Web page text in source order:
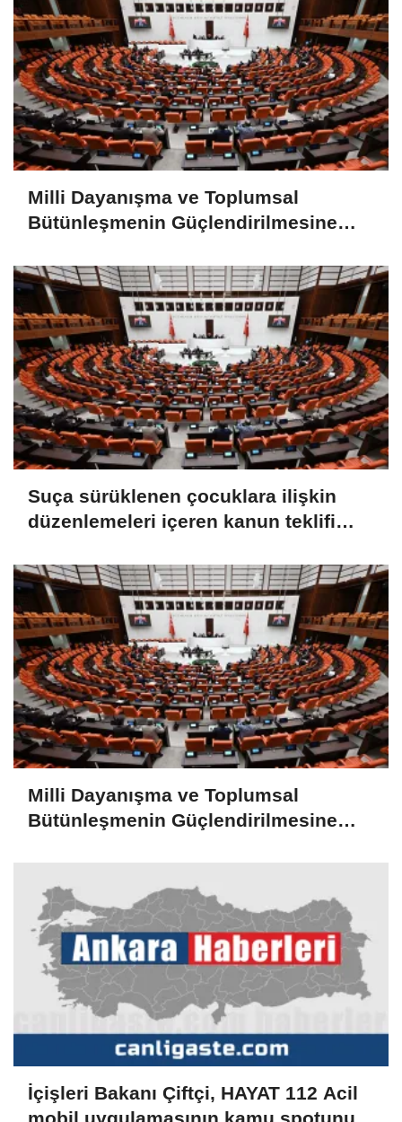
Milli Dayanışma ve Toplumsal
Bütünleşmenin Güçlendirilmesine
Komisyonunda kabul edildi
Suça sürüklenen çocuklara ilişkin
düzenlemeleri içeren kanun teklifi
Milli Dayanışma ve Toplumsal
Bütünleşmenin Güçlendirilmesine
İçişleri Bakanı Çiftçi, HAYAT 112 Acil